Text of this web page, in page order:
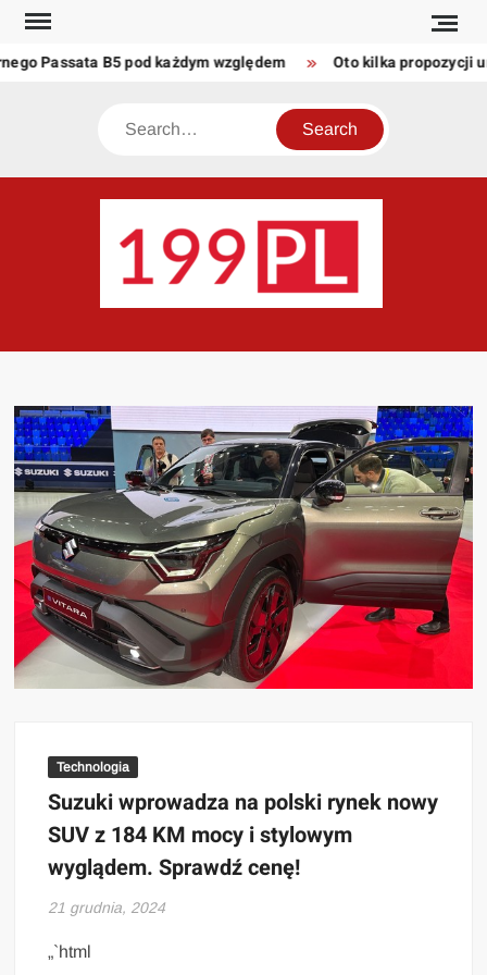
Skip
contentPassata B5 pod każdym względem Oto kilka propozycji
Search
świat
Technologia
Suzuki wprowadza na polski rynek nowy
SUV z 184 KM mocy i stylowym
wyglądem. Sprawdź cenę!
21 grudnia, 2024
„`html